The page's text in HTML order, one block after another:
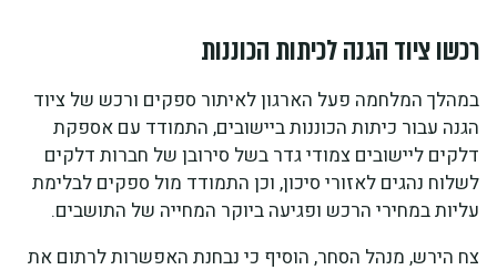
רכשו ציוד הגנה לכיתות הכוננות
במהלך המלחמה פעל הארגון לאיתור ספקים ורכש של ציוד
הגנה עבור כיתות הכוננות ביישובים, התמודד עם אספקת
דלקים ליישובים צמודי גדר בשל סירובן של חברות דלקים
לשלוח נהגים לאזורי סיכון, וכן התמודד מול ספקים לבלימת
עליות במחירי הרכש ופגיעה ביוקר המחייה של התושבים.
צח הירש, מנהל הסחר, הוסיף כי נבחנת האפשרות לרתום את